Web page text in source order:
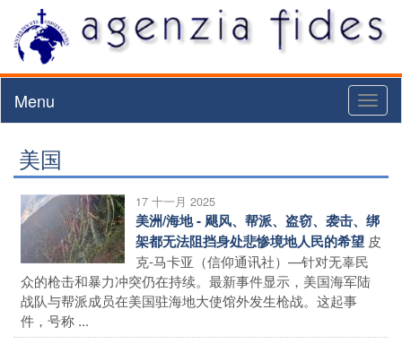
Menu
美国
17 十一月 2025
美洲/海地 - 飓风、帮派、盗窃、袭击、绑
架都无法阻挡身处悲惨境地人民的希望 皮
克-马卡亚（信仰通讯社）—针对无辜民
众的枪击和暴力冲突仍在持续。最新事件显示，美国海军陆
战队与帮派成员在美国驻海地大使馆外发生枪战。这起事
件，号称 ...